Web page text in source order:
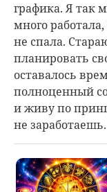
графика. Я так
много
не спала.
планировать
оставалось
полноценный
и живу по
не заработаешь.